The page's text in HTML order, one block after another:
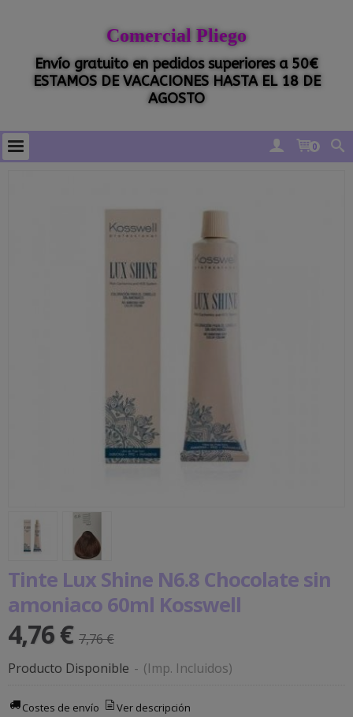
Comercial Pliego
Envío gratuito en pedidos superiores a 50€
ESTAMOS DE VACACIONES HASTA EL 18 DE
AGOSTO
0
Tinte Lux Shine N6.8 Chocolate sin
amoniaco 60ml Kosswell
4,76 € 7,76 €
Producto Disponible - (Imp. Incluidos)
Costes de envío Ver descripción